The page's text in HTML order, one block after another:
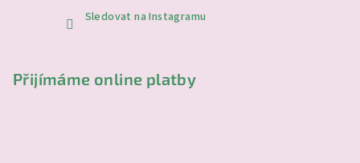
Sledovat na Instagramu
Přijímáme online platby